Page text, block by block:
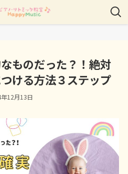
ものだった？！絶対
ける方法３ステップ
12月13日